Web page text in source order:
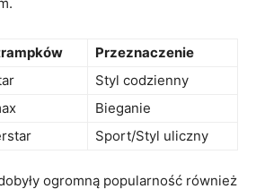
Przeznaczenie
Styl codzienny
Bieganie
Sport/Styl uliczny
ogromną popularność również